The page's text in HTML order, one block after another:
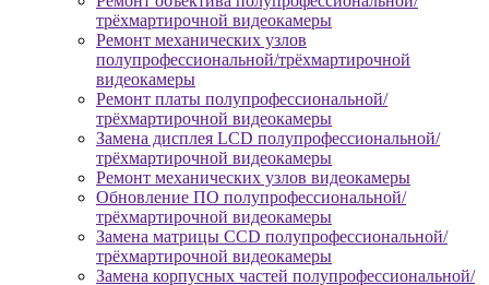
трёхмартирочной видеокамеры
Ремонт механических узлов
полупрофессиональной/трёхмартирочной
видеокамеры
Ремонт платы полупрофессиональной/
трёхмартирочной видеокамеры
Замена дисплея LCD полупрофессиональной/
трёхмартирочной видеокамеры
Ремонт механических узлов видеокамеры
Обновление ПО полупрофессиональной/
трёхмартирочной видеокамеры
Замена матрицы CCD полупрофессиональной/
трёхмартирочной видеокамеры
Замена корпусных частей полупрофессиональной/